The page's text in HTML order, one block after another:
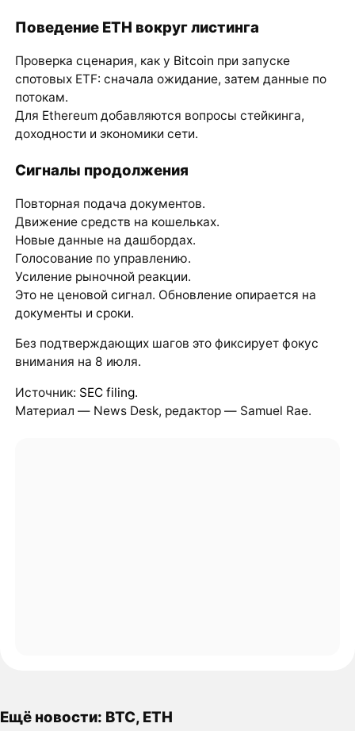
Поведение ETH вокруг листинга
Проверка сценария, как у Bitcoin при запуске
спотовых ETF: сначала ожидание, затем данные по
потокам.
Для Ethereum добавляются вопросы стейкинга,
доходности и экономики сети.
Сигналы продолжения
Повторная подача документов.
Движение средств на кошельках.
Новые данные на дашбордах.
Голосование по управлению.
Усиление рыночной реакции.
Это не ценовой сигнал. Обновление опирается на
документы и сроки.
Без подтверждающих шагов это фиксирует фокус
внимания на 8 июля.
Источник: SEC filing.
Материал — News Desk, редактор — Samuel Rae.
Ещё новости: BTC, ETH